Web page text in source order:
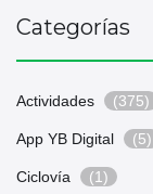
Categorías
Actividades (375)
App YB Digital (5)
Ciclovía (1)